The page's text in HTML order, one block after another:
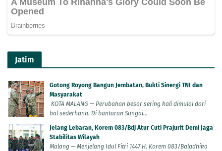
Jatim
Gotong Royong Bangun Jembatan, Bukti Sinergi TNI dan
Masyarakat
KOTA MALANG — Perubahan besar sering kali dimulai dari
hal sederhana. Di bantaran Sungai...
Jelang Lebaran, Korem 083/Bdj Atur Cuti Prajurit Demi Jaga
Stabilitas Wilayah
Malang — Menjelang Idul Fitri 1447 H, Korem 083/Baladhika